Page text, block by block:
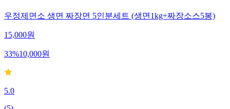
우정제면소 생면 짜장면 5인분세트 (생면1kg+짜장소스5봉)
15,000원
33%10,000원
5.0